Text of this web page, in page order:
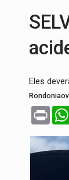
Eles
Print